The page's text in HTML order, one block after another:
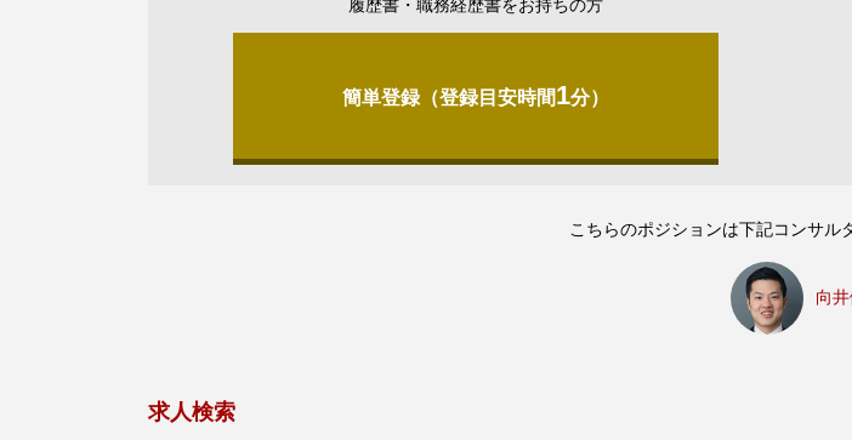
履歴書・職務経歴書をお持ちの方
簡単登録（登録目安時間1分）
こちらのポジションは下記コンサル
向
求人検索